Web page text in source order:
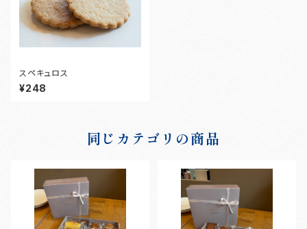
スペキュロス
¥248
同じカテゴリの商品